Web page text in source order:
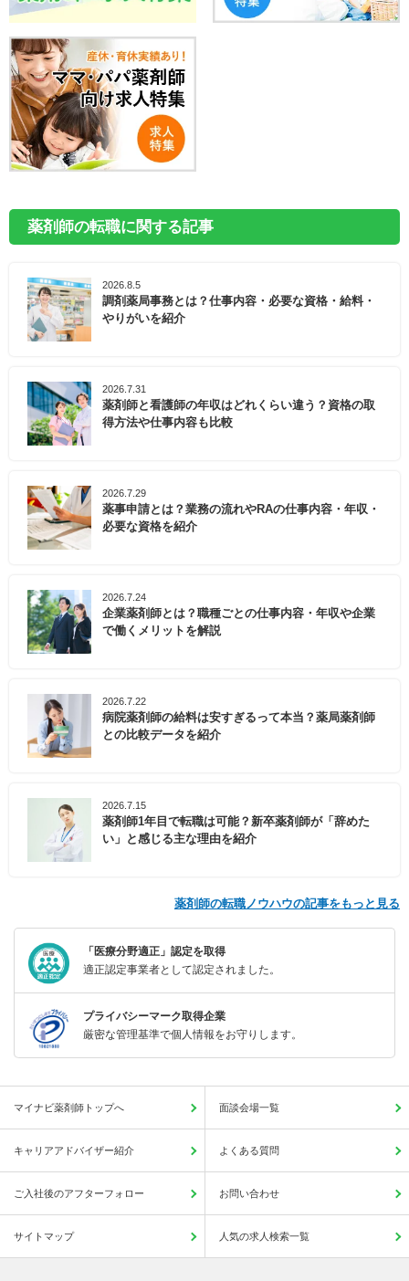
薬剤師の転職に関する記事
2026.8.5
調剤薬局事務とは？仕事内容・必要な資格・給料・
やりがいを紹介
2026.7.31
薬剤師と看護師の年収はどれくらい違う？資格の取
得方法や仕事内容も比較
2026.7.29
薬事申請とは？業務の流れやRAの仕事内容・年収・
必要な資格を紹介
2026.7.24
企業薬剤師とは？職種ごとの仕事内容・年収や企業
で働くメリットを解説
2026.7.22
病院薬剤師の給料は安すぎるって本当？薬局薬剤師
との比較データを紹介
2026.7.15
薬剤師1年目で転職は可能？新卒薬剤師が「辞めた
い」と感じる主な理由を紹介
薬剤師の転職ノウハウの記事をもっと見る
「医療分野適正」認定を取得
適正認定事業者として認定されました。
プライバシーマーク取得企業
厳密な管理基準で個人情報をお守りします。
マイナビ薬剤師トップへ 面談会場一覧
キャリアアドバイザー紹介 よくある質問
ご入社後のアフターフォロー お問い合わせ
サイトマップ 人気の求人検索一覧